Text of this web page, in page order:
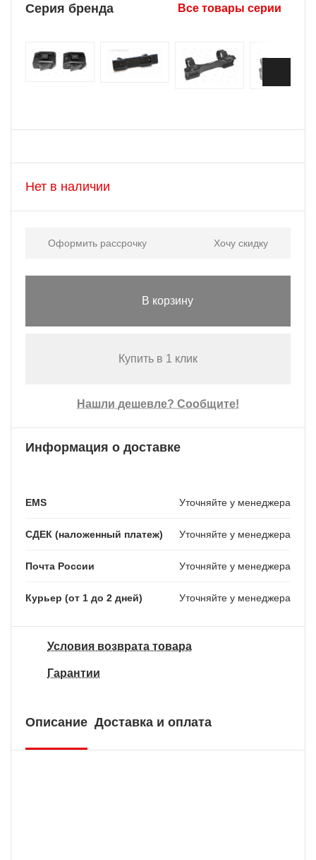
Серия бренда Все товары серии
Нет в наличии
Оформить рассрочку Хочу скидку
В корзину
Купить в 1 клик
Нашли дешевле? Сообщите!
Информация о доставке
EMS Уточняйте у менеджера
СДЕК (наложенный платеж) Уточняйте у менеджера
Почта России Уточняйте у менеджера
Курьер (от 1 до 2 дней) Уточняйте у менеджера
Условия возврата товара
Гарантии
Описание Доставка и оплата